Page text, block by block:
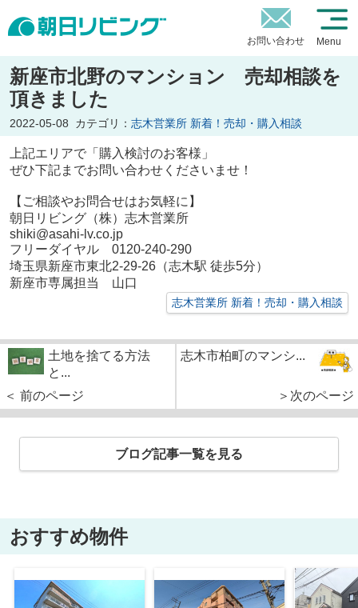
お問い合わせ Menu
新座市北野のマンション 売却相談を
頂きました
2022-05-08 カテゴリ： 志木営業所 新着！売却・購入相談
上記エリアで「購入検討のお客様」
ぜひ下記までお問い合わせくださいませ！
【ご相談やお問合せはお気軽に】
朝日リビング（株）志木営業所
shiki@asahi-lv.co.jp
フリーダイヤル 0120-240-290
埼玉県新座市東北2-29-26（志木駅 徒歩5分）
新座市専属担当 山口
志木営業所 新着！売却・購入相談
土地を捨てる方法
と...
＜ 前のページ
志木市柏町のマンシ...
＞次のページ
ブログ記事一覧を見る
おすすめ物件